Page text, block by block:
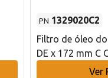
PN 1329020C2
Filtro de óleo
DE x 172 mm C
Ver